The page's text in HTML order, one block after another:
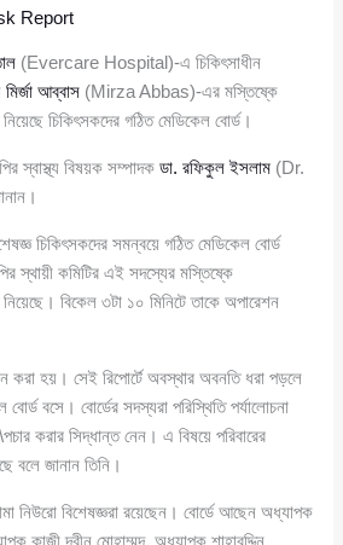
Report
(Evercare Hospital)-এ চিকিৎসাধীন
মির্জা আব্বাস (Mirza Abbas)-এর মস্তিষ্কে
চিকিৎসকদের গঠিত মেডিকেল বোর্ড।
স্বাস্থ্য বিষয়ক সম্পাদকডা. রফিকুল ইসলাম (Dr.
চিকিৎসকদের সমন্বয়ে গঠিত মেডিকেল বোর্ড
স্থায়ী কমিটির এই সদস্যের মস্তিষ্কে
নিয়েছে। বিকেল ৩টা ১০ মিনিটে তাকে অপারেশন
করা হয়। সেই রিপোর্টে অবস্থার অবনতি ধরা পড়লে
বসে। বোর্ডের সদস্যরা পরিস্থিতি পর্যালোচনা
করার সিদ্ধান্ত নেন। এ বিষয়ে পরিবারের
বলে জানান তিনি।
নিউরো বিশেষজ্ঞরা রয়েছেন। বোর্ডে আছেন অধ্যাপক
কাজী দ্বীন মোহাম্মদ, অধ্যাপক শাহাবুদ্দিন